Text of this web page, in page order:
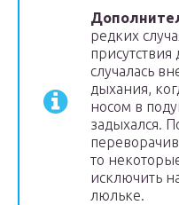
редких
присутствия
случалась
дыхания,
носом в
задыхался.
то
исключить
люльке.